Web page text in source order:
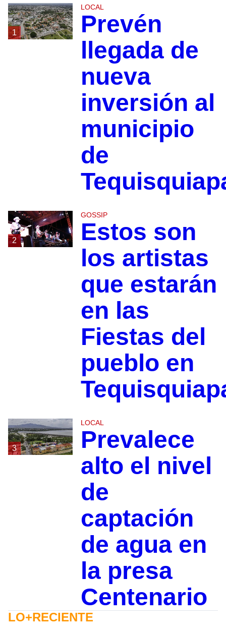
1
LOCAL
Prevén
llegada de
nueva
inversión al
municipio
de
2
GOSSIP
Estos son
los artistas
que estarán
en las
Fiestas del
pueblo en
3
LOCAL
Prevalece
alto el nivel
de
captación
de agua en
la presa
Centenario
LO+RECIENTE